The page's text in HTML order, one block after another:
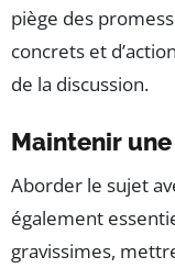
piège des
concrets et
de la discussion.
Maintenir
Aborder le sujet
également
gravissimes,